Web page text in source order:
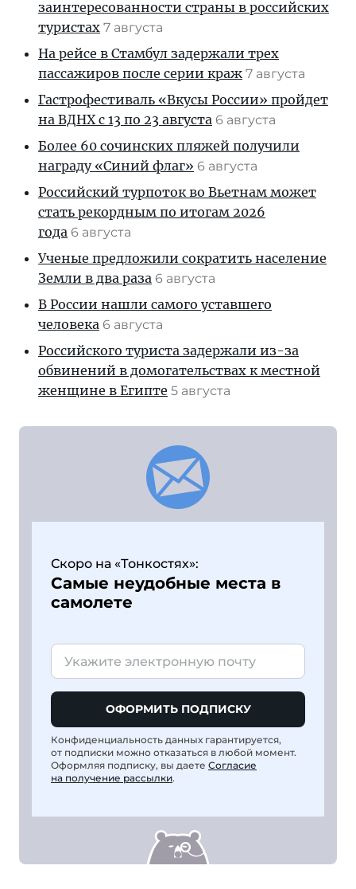
заинтересованности страны в российских
туристах 7 августа
На рейсе в Стамбул задержали трех
пассажиров после серии краж 7 августа
Гастрофестиваль «Вкусы России» пройдет
на ВДНХ с 13 по 23 августа 6 августа
Более 60 сочинских пляжей получили
награду «Синий флаг» 6 августа
Российский турпоток во Вьетнам может
стать рекордным по итогам 2026
года 6 августа
Ученые предложили сократить население
Земли в два раза 6 августа
В России нашли самого уставшего
человека 6 августа
Российского туриста задержали из-за
обвинений в домогательствах к местной
женщине в Египте 5 августа
Скоро на «Тонкостях»:
Самые неудобные места в
самолете
ОФОРМИТЬ ПОДПИСКУ
Конфиденциальность данных гарантируется,
от подписки можно отказаться в любой момент.
Оформляя подписку, вы даете Согласие
на получение рассылки.